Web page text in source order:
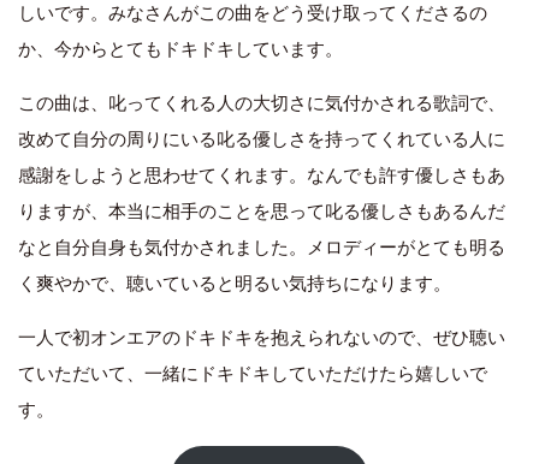
しいです。みなさんがこの曲をどう受け取ってくださるの
か、今からとてもドキドキしています。
この曲は、叱ってくれる人の大切さに気付かされる歌詞で、
改めて自分の周りにいる叱る優しさを持ってくれている人に
感謝をしようと思わせてくれます。なんでも許す優しさもあ
りますが、本当に相手のことを思って叱る優しさもあるんだ
なと自分自身も気付かされました。メロディーがとても明る
く爽やかで、聴いていると明るい気持ちになります。
一人で初オンエアのドキドキを抱えられないので、ぜひ聴い
ていただいて、一緒にドキドキしていただけたら嬉しいで
す。